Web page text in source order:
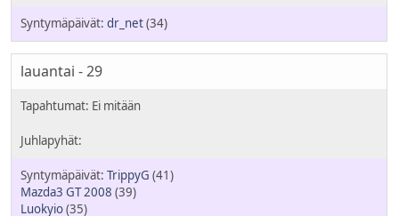
dr_net(34)
lauantai - 29
TrippyG (41)
Mazda3 GT 2008 (39)
Luokyio(35)